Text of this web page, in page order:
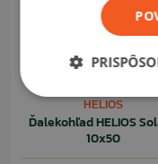
HELIOS
Ďalekohľad HELIOS
10x50